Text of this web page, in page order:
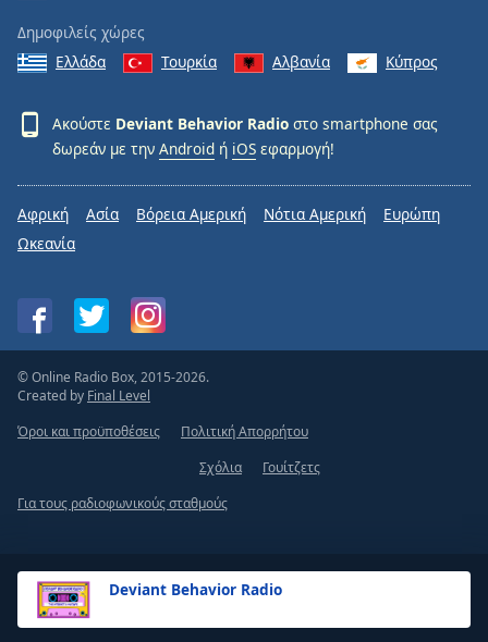
Deviant Behavior Radio
Δημοφιλείς χώρες
Ελλάδα
Τουρκία Αλβανία Κύπρος
Ακούστε Deviant Behavior Radio στο smartphone σας
δωρεάν με την Android ή iOS εφαρμογή!
Αφρική Ασία Βόρεια Αμερική Νότια Αμερική
Ευρώπη
Ωκεανία
© Online Radio Box, 2015-2026.
Created by Final Level
Όροι και προϋποθέσεις
Πολιτική Απορρήτου
Σχόλια
Γουίτζετς
Για τους ραδιοφωνικούς σταθμούς